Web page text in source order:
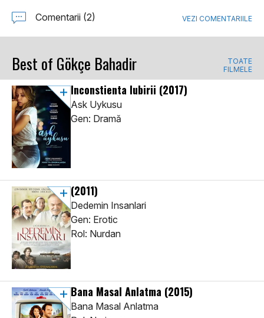
Comentarii (2) VEZI COMENTARIILE
Best of Gökçe Bahadir
TOATE
FILMELE
Inconstienta Iubirii (2017)
Ask Uykusu
Gen: Dramă
(2011)
Dedemin Insanlari
Gen: Erotic
Rol: Nurdan
Bana Masal Anlatma (2015)
Bana Masal Anlatma